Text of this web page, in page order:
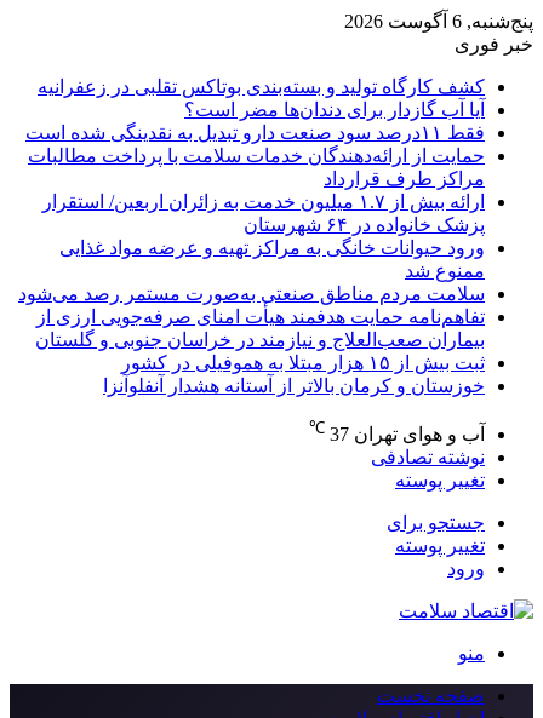
پنج‌شنبه, 6 آگوست 2026
خبر فوری
کشف کارگاه تولید و بسته‌بندی بوتاکس تقلبی در زعفرانیه
آیا آب گازدار برای دندان‌ها مضر است؟
فقط ۱۱‌درصد سود صنعت دارو تبدیل به نقدینگی شده است
حمایت از ارائه‌دهندگان خدمات سلامت با پرداخت مطالبات
مراکز طرف قرارداد
ارائه بیش از ۱.۷ میلیون خدمت به زائران اربعین/ استقرار
پزشک خانواده در ۶۴ شهرستان
ورود حیوانات خانگی به مراکز تهیه و عرضه مواد غذایی
ممنوع شد
سلامت مردم مناطق صنعتی به‌صورت مستمر رصد می‌شود
تفاهم‌نامه حمایت هدفمند هیأت امنای صرفه‌جویی ارزی از
بیماران صعب‌العلاج و نیازمند در خراسان جنوبی و گلستان
ثبت بیش از ۱۵ هزار مبتلا به هموفیلی در کشور
خوزستان و کرمان بالاتر از آستانه هشدار آنفلوآنزا
آب و هوای تهران 37
℃
نوشته تصادفی
تغییر پوسته
جستجو برای
تغییر پوسته
ورود
منو
صفحه نخست